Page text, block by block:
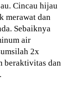
Cincau hijau
merawat dan
Sebaiknya
air
2x
beraktivitas dan